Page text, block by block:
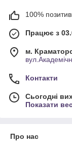
100%
Працює з
м.
Контакти
Сьогодні
Показати
Про нас